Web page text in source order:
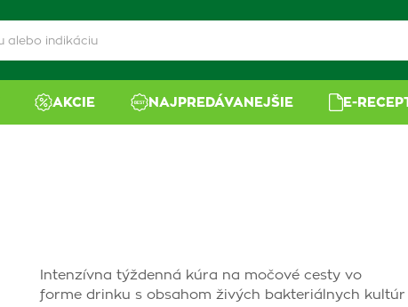
AKCIE NAJPREDÁVANEJŠIE E-
Intenzívna týždenná kúra na močové cesty vo
forme drinku s obsahom živých bakteriálnych kultúr